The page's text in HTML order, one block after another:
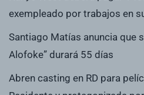
exempleado por trabajos en
Santiago Matías anuncia que
Alofoke” durará 55 días
Abren casting en RD para